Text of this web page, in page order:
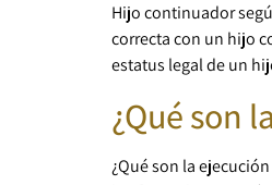
Hijo continuador
correcta con un hijo
estatus legal de un
¿Qué son
¿Qué son la